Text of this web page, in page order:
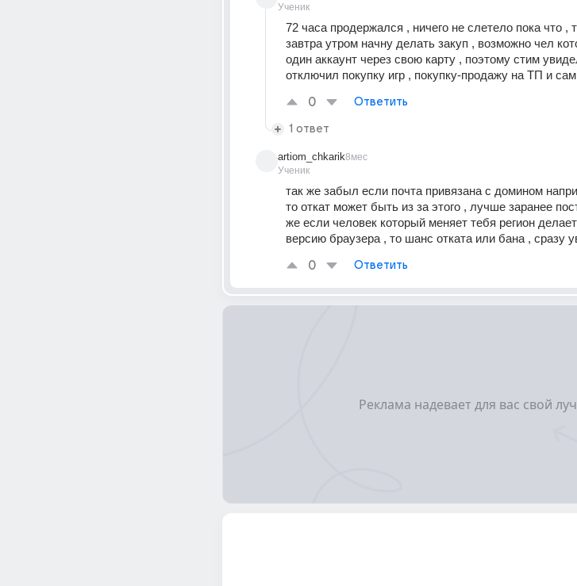
Ученик
72 часа продержался , ничего не слетело пока что ,
завтра утром начну делать закуп , возможно чел
один аккаунт через свою карту , поэтому стим
отключил покупку игр , покупку-продажу на ТП и
0 Ответить
1 ответ
artiom_chkarik
Ученик
8мес
так же забыл если почта привязана с домином
то откат может быть из за этого , лучше заранее
же если человек который меняет тебя регион
версию браузера , то шанс отката или бана , сразу
0 Ответить